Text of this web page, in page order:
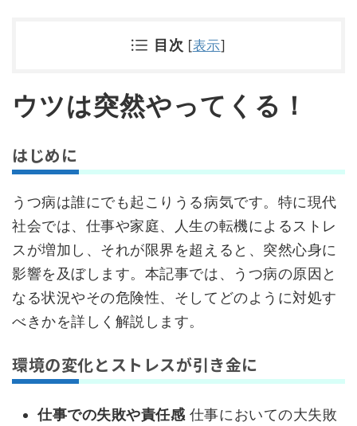
目次 [表示]
ウツは突然やってくる！
はじめに
うつ病は誰にでも起こりうる病気です。特に現代
社会では、仕事や家庭、人生の転機によるストレ
スが増加し、それが限界を超えると、突然心身に
影響を及ぼします。本記事では、うつ病の原因と
なる状況やその危険性、そしてどのように対処す
べきかを詳しく解説します。
環境の変化とストレスが引き金に
仕事での失敗や責任感 仕事においての大失敗